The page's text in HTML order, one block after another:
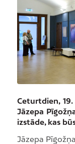
Ceturtdien,
Jāzepa
izstāde, kas
Jāzepa